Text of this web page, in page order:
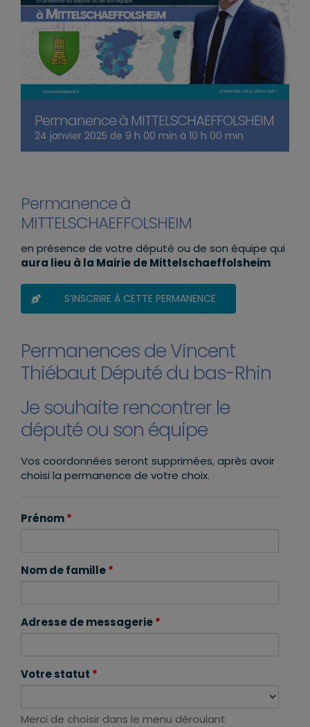
Permanence à MITTELSCHAEFFOLSHEIM
24 janvier 2025 de 9 h 00 min à 10 h 00 min
Permanence à
MITTELSCHAEFFOLSHEIM
en présence de votre député ou de son équipe qui
aura lieu à la Mairie de Mittelschaeffolsheim
S’INSCRIRE À CETTE PERMANENCE
Permanences de Vincent
Thiébaut Député du bas-Rhin
Je souhaite rencontrer le
député ou son équipe
Vos coordonnées seront supprimées, après avoir
choisi la permanence de votre choix.
Prénom*
Nom de famille*
Adresse de messagerie*
Votre statut *
Merci de choisir dans le menu déroulant